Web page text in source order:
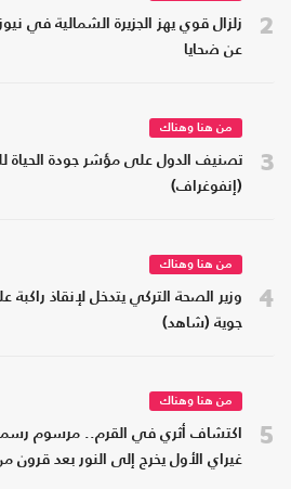
2
زلزال قوي يهز الجزيرة الشمالية في
عن ضحايا
3
من هنا وهناك
(إنفوغراف)
4
من هنا وهناك
وزير الصحة التركي يتدخل لإنقاذ راكبة
جوية (شاهد)
5
من هنا وهناك
اكتشاف أثري في القرم.. مرسوم
غيراي الأول يخرج إلى النور بعد قرون